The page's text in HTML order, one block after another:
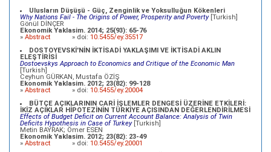
Ulusların Düşüşü - Güç, Zenginlik ve Yoksulluğun Kökenleri
Why Nations Fail - The Origins of Power, Prosperity and Poverty[Turkish]
Gönül DİNÇER
Ekonomik Yaklasim. 2014; 25(93): 65-76
» Abstract » doi: 10.5455/ey.35517
DOSTOYEVSKİ'NİN İKTİSADİ YAKLAŞIMI VE İKTİSADİ AKLIN
ELEŞTİRİSİ
Dostoevskys Approach to Economics and Critique of the Economic Man
[Turkish]
Ceyhun GÜRKAN, Mustafa ÖZİŞ
Ekonomik Yaklasim. 2012; 23(82): 99-128
» Abstract » doi: 10.5455/ey.20004
BÜTÇE AÇIKLARININ CARİ İŞLEMLER DENGESİ ÜZERİNE ETKİLERİ:
İKİZ AÇIKLAR HİPOTEZİNİN TÜRKİYE AÇISINDAN DEĞERLENDİRİLMESİ
Effects of Budget Deficit on Current Account Balance: Analysis of Twin
Deficits Hypothesis in Case of Turkey[Turkish]
Metin BAYRAK; Ömer ESEN
Ekonomik Yaklasim. 2012; 23(82): 23-49
» Abstract » doi: 10.5455/ey.20001